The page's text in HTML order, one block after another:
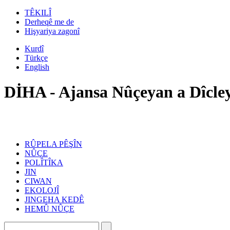
TÊKILÎ
Derheqê me de
Hişyariya zagonî
Kurdî
Türkçe
English
DİHA - Ajansa Nûçeyan a
RÛPELA PÊŞÎN
NÛÇE
POLÎTÎKA
JIN
CIWAN
EKOLOJÎ
JINGEHA KEDÊ
HEMÛ NÛÇE